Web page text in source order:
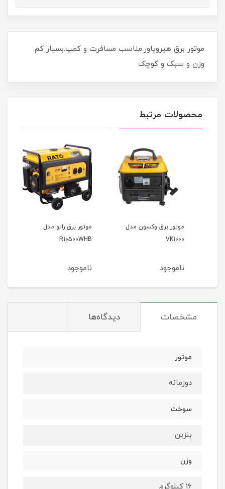
موتور برق هیروپاور.مناسب مسافرت و کمپ.بسیار کم
وزن و سبک و کوچک
محصولات مرتبط
موتور برق وکسون مدل
VK1000
ناموجود
موتور برق راتو مدل
R10500WHB
ناموجود
مشخصات دیدگاه‌ها
موتور
دوزمانه
سوخت
بنزین
وزن
۱۶ کیلوگرم